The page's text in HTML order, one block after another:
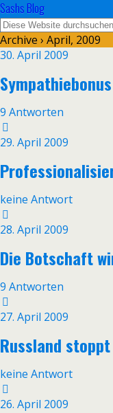
Sashs Blog
Archive › April, 2009
30. April 2009
Sympathiebonus
9 Antworten
29. April 2009
keine Antwort
28. April 2009
Die Botschaft
9 Antworten
27. April 2009
Russland
keine Antwort
26. April 2009